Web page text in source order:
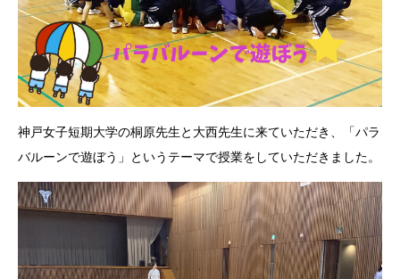
神戸女子短期大学の桐原先生と大西先生に来ていただき、「パラ
バルーンで遊ぼう」というテーマで授業をしていただきました。